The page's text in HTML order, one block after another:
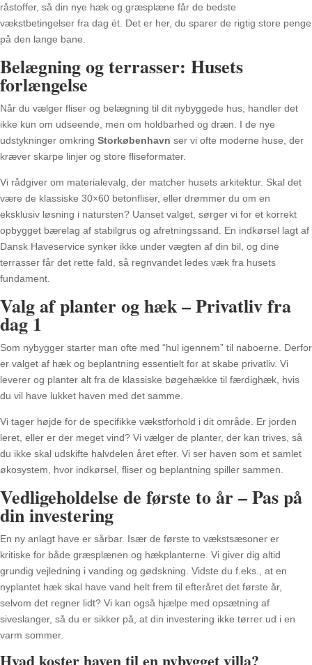
råstoffer, så din nye hæk og græsplæne får de bedste
vækstbetingelser fra dag ét. Det er her, du sparer de rigtig store penge
på den lange bane.
Belægning og terrasser: Husets
forlængelse
Når du vælger fliser og belægning til dit nybyggede hus, handler det
ikke kun om udseende, men om holdbarhed og dræn. I de nye
udstykninger omkring Storkøbenhavn ser vi ofte moderne huse, der
kræver skarpe linjer og store fliseformater.
Vi rådgiver om materialevalg, der matcher husets arkitektur. Skal det
være de klassiske 30×60 betonfliser, eller drømmer du om en
eksklusiv løsning i natursten? Uanset valget, sørger vi for et korrekt
opbygget bærelag af stabilgrus og afretningssand. En indkørsel lagt af
Dansk Haveservice synker ikke under vægten af din bil, og dine
terrasser får det rette fald, så regnvandet ledes væk fra husets
fundament.
Valg af planter og hæk – Privatliv fra
dag 1
Som nybygger starter man ofte med “hul igennem” til naboerne. Derfor
er valget af hæk og beplantning essentielt for at skabe privatliv. Vi
leverer og planter alt fra de klassiske bøgehække til færdighæk, hvis
du vil have lukket haven med det samme.
Vi tager højde for de specifikke vækstforhold i dit område. Er jorden
leret, eller er der meget vind? Vi vælger de planter, der kan trives, så
du ikke skal udskifte halvdelen året efter. Vi ser haven som et samlet
økosystem, hvor indkørsel, fliser og beplantning spiller sammen.
Vedligeholdelse de første to år – Pas på
din investering
En ny anlagt have er sårbar. Især de første to vækstsæsoner er
kritiske for både græsplænen og hækplanterne. Vi giver dig altid
grundig vejledning i vanding og gødskning. Vidste du f.eks., at en
nyplantet hæk skal have vand helt frem til efteråret det første år,
selvom det regner lidt? Vi kan også hjælpe med opsætning af
siveslanger, så du er sikker på, at din investering ikke tørrer ud i en
varm sommer.
Hvad koster haven til en nybygget villa?